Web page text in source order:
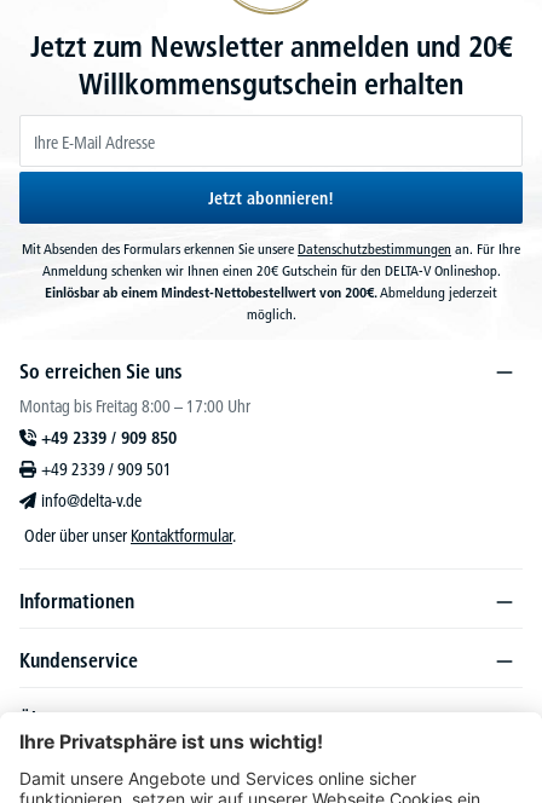
Jetzt zum Newsletter anmelden und 20€
Willkommensgutschein erhalten
Jetzt abonnieren!
Mit Absenden des Formulars erkennen Sie unsere Datenschutzbestimmungen an. Für Ihre
Anmeldung schenken wir Ihnen einen 20€ Gutschein für den DELTA-V Onlineshop.
Einlösbar ab einem Mindest-Nettobestellwert von 200€.Abmeldung jederzeit
möglich.
So erreichen Sie uns
Montag bis Freitag 8:00 – 17:00 Uhr
+49 2339 / 909 850
+49 2339 / 909 501
info@delta-v.de
Oder über unser Kontaktformular.
Informationen
Kundenservice
Über DELTA-V
Produktsortiment